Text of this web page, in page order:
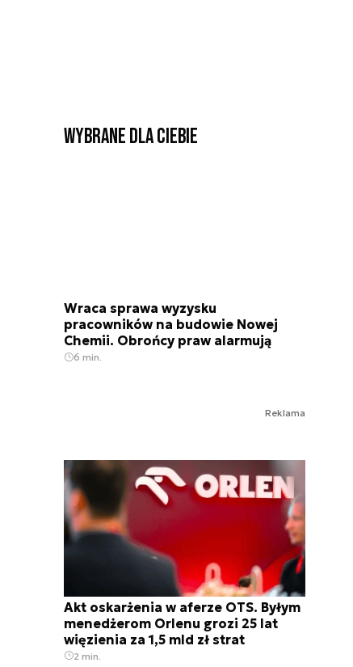
Wybrane dla Ciebie
Wraca sprawa wyzysku
pracowników na budowie Nowej
Chemii. Obrońcy praw alarmują
6 min.
Reklama
Akt oskarżenia w aferze OTS. Byłym
menedżerom Orlenu grozi 25 lat
więzienia za 1,5 mld zł strat
2 min.